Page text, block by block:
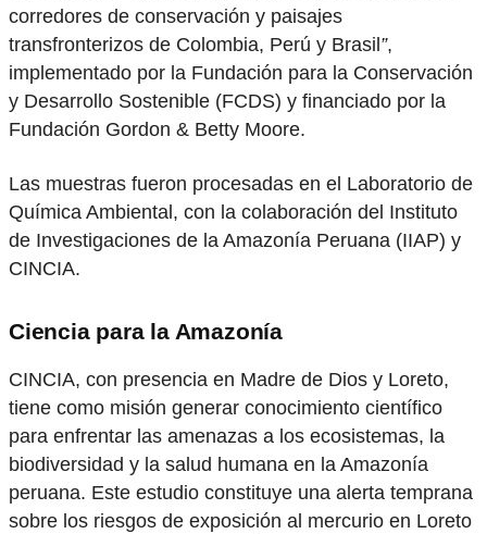
corredores de conservación y paisajes
transfronterizos de Colombia, Perú y Brasil”,
implementado por la Fundación para la Conservación
y Desarrollo Sostenible (FCDS) y financiado por la
Fundación Gordon & Betty Moore.
Las muestras fueron procesadas en el Laboratorio de
Química Ambiental, con la colaboración del Instituto
de Investigaciones de la Amazonía Peruana (IIAP) y
CINCIA.
Ciencia para la Amazonía
CINCIA, con presencia en Madre de Dios y Loreto,
tiene como misión generar conocimiento científico
para enfrentar las amenazas a los ecosistemas, la
biodiversidad y la salud humana en la Amazonía
peruana. Este estudio constituye una alerta temprana
sobre los riesgos de exposición al mercurio en Loreto